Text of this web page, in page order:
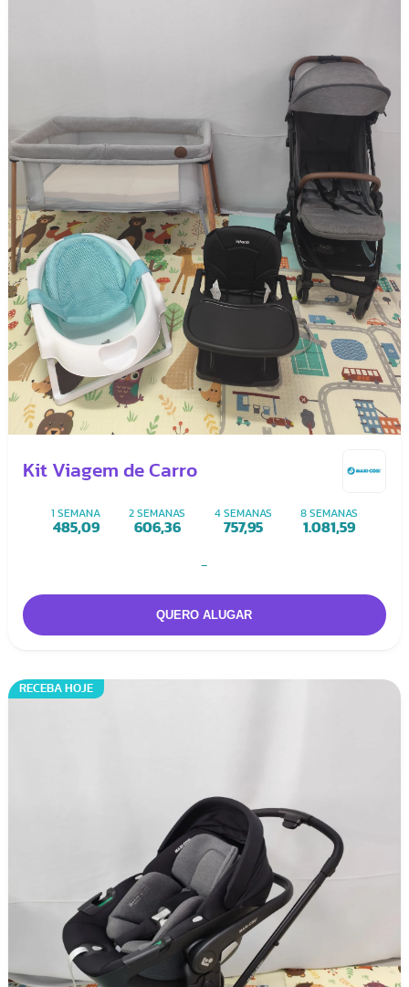
Kit Viagem de Carro
1 SEMANA
485,09
2 SEMANAS
606,36
4 SEMANAS
757,95
8 SEMANAS
1.081,59
-
RECEBA HOJE